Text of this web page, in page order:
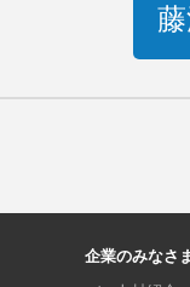
企業のみなさ